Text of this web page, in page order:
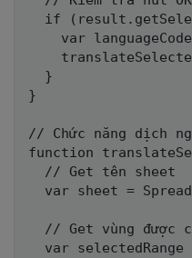
if
var
  }
}
// Chức năng dịch
function
  // Get tên sheet
var sheet =
// Get vùng được
var selectedRange